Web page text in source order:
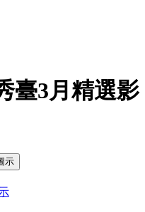
臺3月精選影